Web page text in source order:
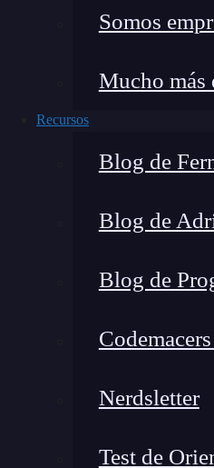
Somos
Mucho más
Recursos
Blog de
Blog de
Blog de
Nerdsletter
Test de
En este momento se